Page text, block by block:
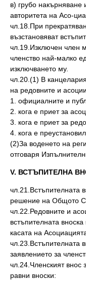
в) грубо накърняване
авторитета на Асо-
чл.18.При
възстановяват
чл.19.Изключен член
членство най-малко
изключването му.
чл.20.(1) В
на редовните и
1. официалните и
2. кога е приет за
3. кога е приет за
4. кога е
(2)За воденето на
отговаря
V. ВСТЪПИТЕЛНА
чл.21.Встъпителната
решение на Общото
чл.22.Редовните и
встъпителната
касата на
чл.23.Встъпителната
заявлението за
чл.24.Членският внос
равни вноски: